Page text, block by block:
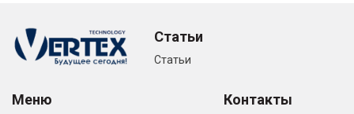
Статьи
Статьи
Меню
Контакты